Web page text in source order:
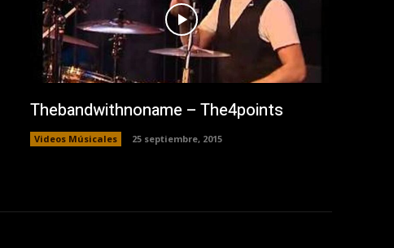
Thebandwithnoname – The4points
Videos Músicales 25 septiembre, 2015